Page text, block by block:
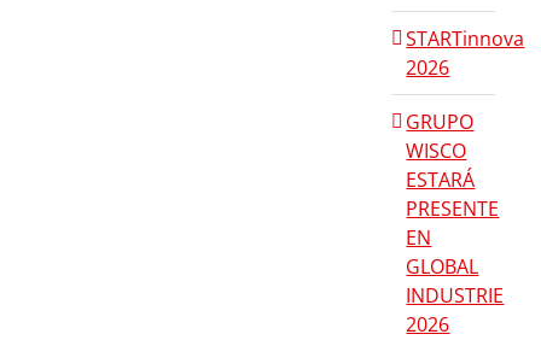
STARTinnova
2026
GRUPO
WISCO
ESTARÁ
PRESENTE
EN
GLOBAL
INDUSTRIE
2026